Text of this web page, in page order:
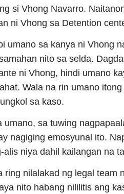
si Vhong Navarro.
ni Vhong sa Detention
umano sa kanya ni Vhong
nito sa selda.
ni Vhong, hindi umano
Wala na rin umano
sa kaso.
umano, sa tuwing
nagiging emosyunal ito.
alis niya dahil kailangan na
ring nilalakad ng legal team
nito habang nililitis ang